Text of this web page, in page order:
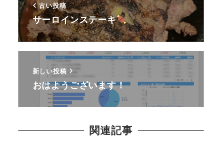
古い投稿
サーロインステーキ
新しい投稿
おはようございます！
関連記事